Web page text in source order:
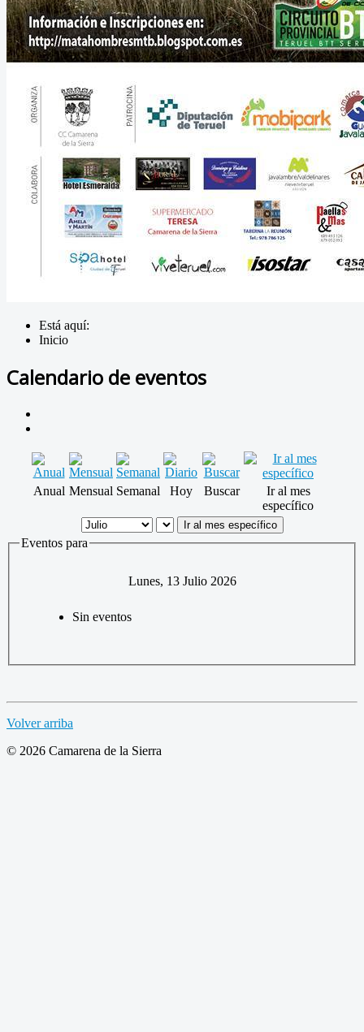
Está aquí:
Inicio
Calendario de eventos
Anual Mensual Semanal Hoy Buscar
Ir al mes
específico
Ir al mes específico
Eventos para
Lunes, 13 Julio 2026
Sin eventos
Volver arriba
© 2026 Camarena de la Sierra